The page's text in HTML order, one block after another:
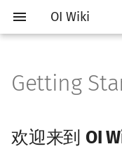
OI Wiki
始
Getting Started
关于本项目
比赛相关简介
赛事
工具软件简介
代码编辑工具
语言基础简介
C++ 基础
算法基础简介
复杂度
搜索部分简介
DFS（搜索）
动态规划部分简介
动态规划基础
字符串部分简介
字符串基础
数学部分简介
布尔代数
数据结构部分简介
栈
图论部分简介
图论相关概念
计算几何部分简介
二维计算几何基础
杂项简介
离散化
RMQ
并查集应用
Getting
欢迎来到 OI